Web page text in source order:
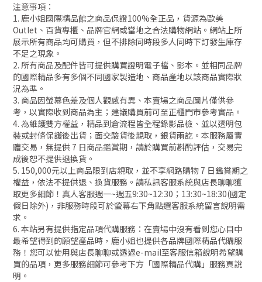
注意事項：
1. 鹿小姐國際精品館之商品保證100%全正品，貨源為歐美
Outlet、百貨專櫃、品牌官網或當地之合法購物網站。網站上所
展示所有商品均可購買，但不排除同時段多人同時下訂發生庫存
不足之現象。
2. 所有商品及配件皆可提供購買證明電子檔、影本。並相同品牌
的國際精品多有多個不同國家製造地、商品產地以該商品實際狀
況為準。
3. 商品因螢幕色差及個人觀感有異、本賣場之商品圖片僅供參
考，以實際收到商品為主；建議購買前可至正櫃門市參考實品。
4. 為維護雙方權益，精品到倉流程皆全程錄影品檢、並以透明包
裝或封條保護後出貨；面交驗貨後親取，銀貨兩訖。本服務屬實
體交易，無提供 7 日商品鑑賞期，請於購買前斟酌評估，交易完
成後恕不提供退換貨。
5. 150,000元以上商品限到店親取，並不享網路購物 7 日鑑賞期之
權益，依法不提供退、換貨服務。請私訊客服系統與店長聊聊獲
取更多細節！真人客服週一~週五9:30~12:30；13:30~18:30(國定
假日除外)，非服務時段可於螢幕右下角點選客服系統留言說明需
求。
6. 本站另有提供指定品項代購服務：在賣場中沒有看到您心目中
最希望得到的願望產品時，鹿小姐也提供各品牌國際精品代購服
務！您可以使用與店長聊聊或透過e-mail至客服信箱說明希望購
買的品項，更多服務細節可參考下方「國際精品代購」服務頁說
明。